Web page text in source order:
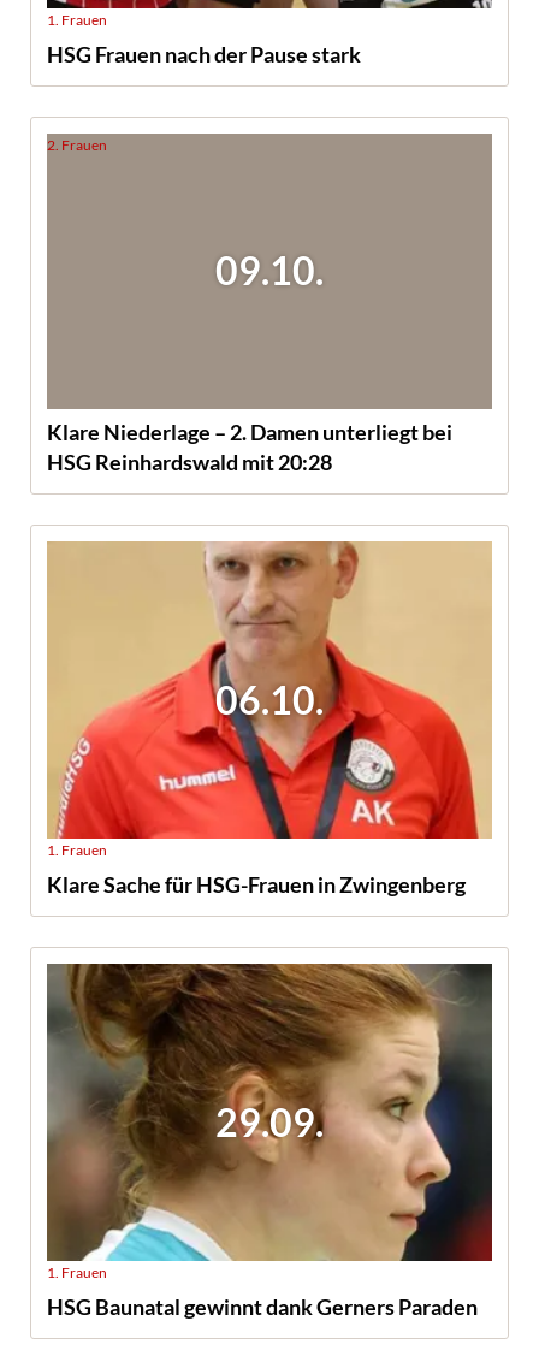
1. Frauen
HSG Frauen nach der Pause stark
09.10.
2. Frauen
Klare Niederlage – 2. Damen unterliegt bei
HSG Reinhardswald mit 20:28
06.10.
1. Frauen
Klare Sache für HSG-Frauen in Zwingenberg
29.09.
1. Frauen
HSG Baunatal gewinnt dank Gerners Paraden